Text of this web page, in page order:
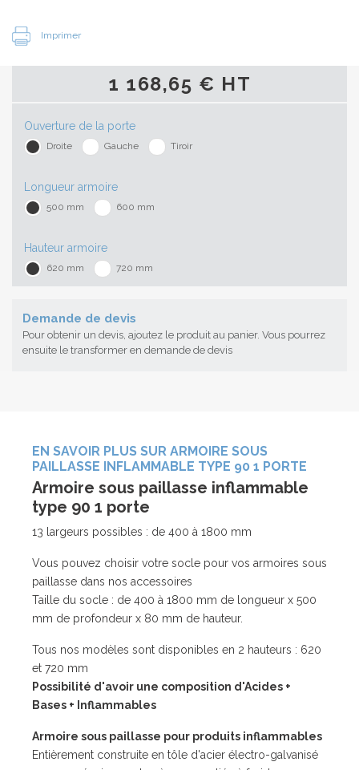
Imprimer
1 168,65 € HT
Ouverture de la porte
Droite Gauche Tiroir
Longueur armoire
500 mm 600 mm
Hauteur armoire
620 mm 720 mm
Demande de devis
Pour obtenir un devis, ajoutez le produit au panier. Vous pourrez
ensuite le transformer en demande de devis
EN SAVOIR PLUS SUR ARMOIRE SOUS
PAILLASSE INFLAMMABLE TYPE 90 1 PORTE
Armoire sous paillasse inflammable
type 90 1 porte
13 largeurs possibles : de 400 à 1800 mm
Vous pouvez choisir votre socle pour vos armoires sous
paillasse dans nos accessoires
Taille du socle : de 400 à 1800 mm de longueur x 500
mm de profondeur x 80 mm de hauteur.
Tous nos modèles sont disponibles en 2 hauteurs : 620
et 720 mm
Possibilité d'avoir une composition d'Acides +
Bases + Inflammables
Armoire sous paillasse pour produits inflammables
Entièrement construite en tôle d'acier électro-galvanisé